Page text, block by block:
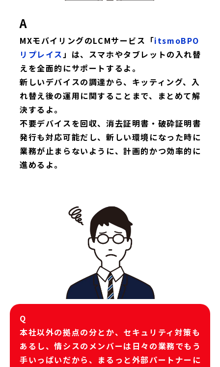
A
MXモバイリングのLCMサービス「itsmoBPO
リプレイス 」は、スマホやタブレットの入れ替
えを全面的にサポートするよ。
新しいデバイスの調達から、キッティング、入
れ替え後の運用に関することまで、まとめて解
決するよ。
不要デバイスを回収、消去証明書・破砕証明書
発行も対応可能だし、新しい環境になった時に
業務が止まらないように、計画的かつ効率的に
進めるよ。
Q
本社以外の拠点の分とか、セキュリティ対策も
あるし、情シスのメンバーは日々の業務でもう
手いっぱいだから、まるっと外部パートナーに